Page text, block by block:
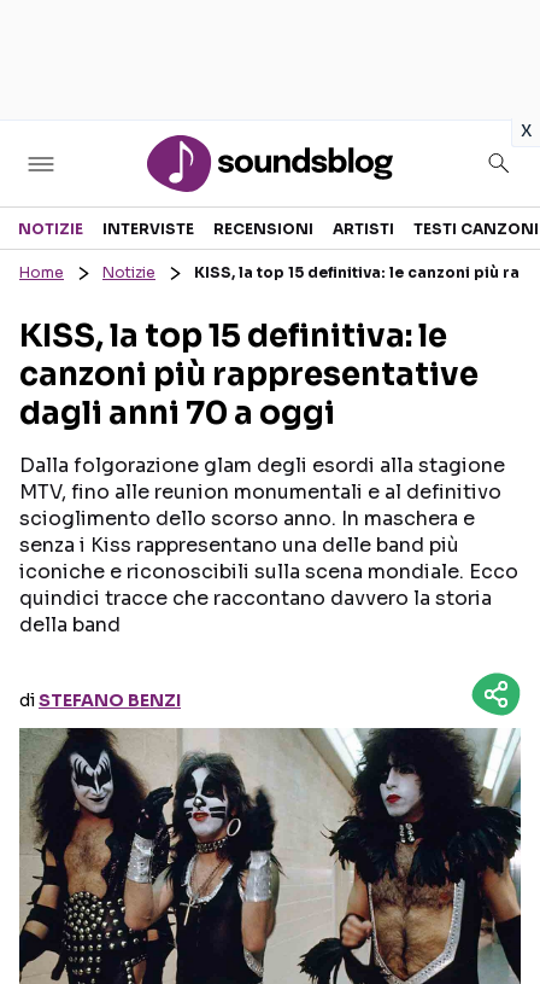
x
Sezioni
RECENSIONI MUSICALI
INTERVISTE
GOSSIP E CURIOSITÀ
TESTI CANZONI
TOUR ED EVENTI
TALENT SHOW
Seguici sui social
NOTIZIE INTERVISTE RECENSIONI ARTISTI TESTI CANZONI
Home Notizie KISS, la top 15 definitiva: le canzoni più
KISS, la top 15 definitiva: le
canzoni più rappresentative
dagli anni 70 a oggi
Dalla folgorazione glam degli esordi alla stagione
MTV, fino alle reunion monumentali e al definitivo
scioglimento dello scorso anno. In maschera e
senza i Kiss rappresentano una delle band più
iconiche e riconoscibili sulla scena mondiale. Ecco
quindici tracce che raccontano davvero la storia
della band
diSTEFANO BENZI